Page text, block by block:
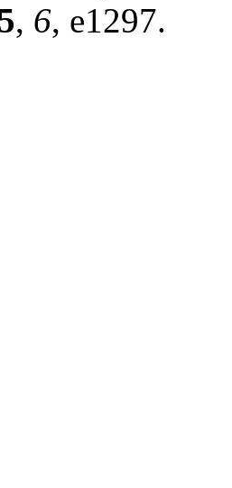
, 6, e1297.